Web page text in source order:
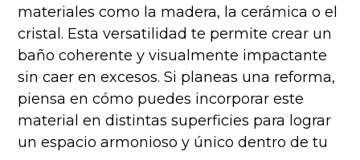
materiales como la madera, la cerámica o el
cristal. Esta versatilidad te permite crear un
baño coherente y visualmente impactante
sin caer en excesos. Si planeas una reforma,
piensa en cómo puedes incorporar este
material en distintas superficies para lograr
un espacio armonioso y único dentro de tu